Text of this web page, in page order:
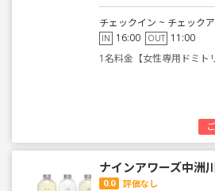
チェックイン ~ チェック
IN 16:00 OUT 11:00
1名料金【女性専用ドミト
ナインアワーズ中洲
0.0 評価なし